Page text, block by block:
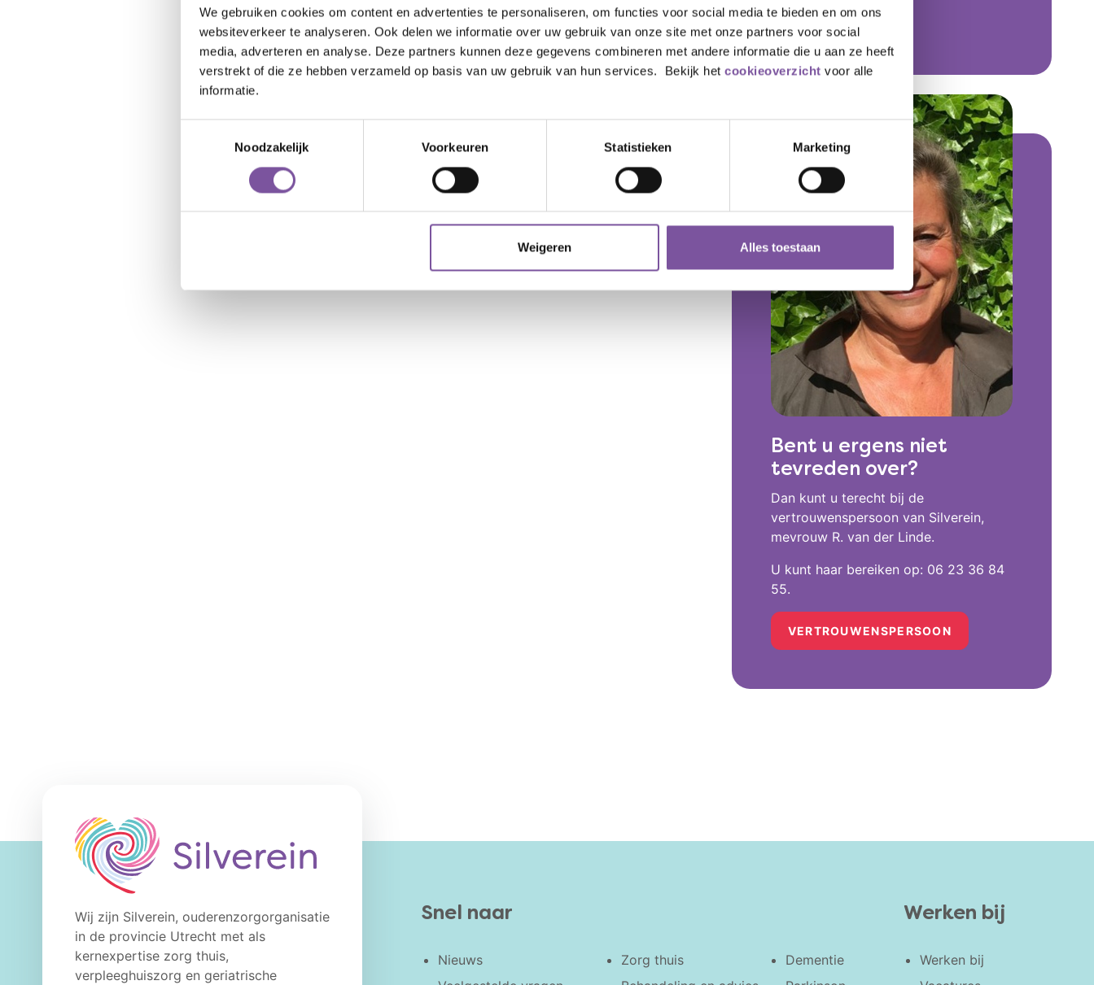
We gebruiken cookies om content en advertenties te personaliseren, om functies voor social media te bieden en om ons
websiteverkeer te analyseren. Ook delen we informatie over uw gebruik van onze site met onze partners voor social
media, adverteren en analyse. Deze partners kunnen deze gegevens combineren met andere informatie die u aan ze heeft
verstrekt of die ze hebben verzameld op basis van uw gebruik van hun services. Bekijk het cookieoverzicht voor alle
informatie.
Noodzakelijk
Voorkeuren Statistieken Marketing
Weigeren Alles toestaan
Contactpagina
Bent u ergens niet
tevreden over?
Dan kunt u terecht bij de
vertrouwenspersoon van Silverein,
mevrouw R. van der Linde.
U kunt haar bereiken op: 06 23 36 84
55.
VERTROUWENSPERSOON
Wij zijn Silverein, ouderenzorgorganisatie
in de provincie Utrecht met als
kernexpertise zorg thuis,
verpleeghuiszorg en geriatrische
Snel naar
Nieuws
Zorg thuis
Dementie
Werken bij
Werken bij